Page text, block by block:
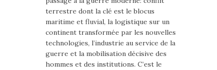
terrestre dont la clé est le blocus
maritime et fluvial, la logistique sur un
continent transformée par les nouvelles
technologies, l’industrie au service de la
guerre et la mobilisation décisive des
hommes et des institutions. C’est le